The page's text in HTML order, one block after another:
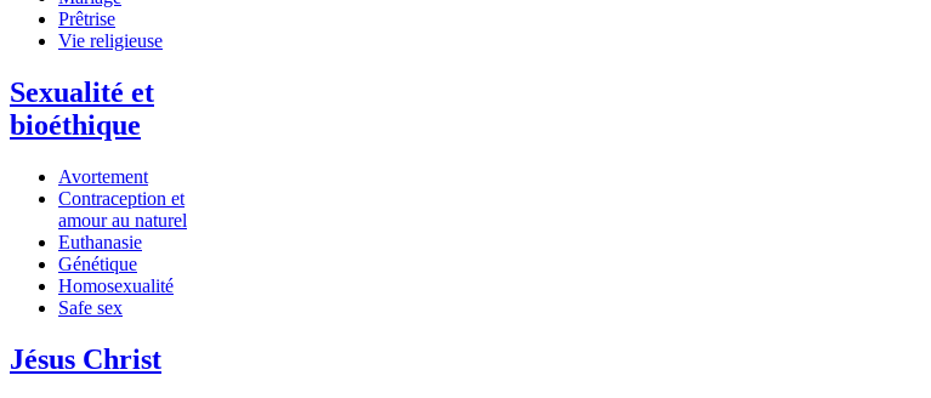
Prêtrise
Vie religieuse
Sexualité et
bioéthique
Avortement
Contraception et
amour au naturel
Euthanasie
Génétique
Homosexualité
Safe sex
Jésus Christ